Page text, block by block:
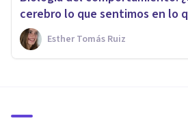
cerebro lo que sentimos en lo
Esther Tomás Ruiz